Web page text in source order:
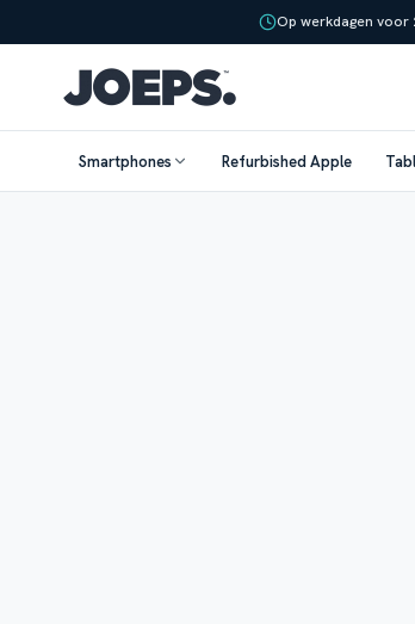
Op werkdagen voor
Smartphones Refurbished Apple